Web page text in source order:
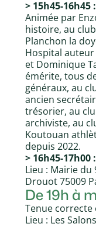
> 15h45-16h45
Animée par
histoire, au
Planchon la
Hospital auteur
et Dominique
émérite, tous
généraux, au
ancien
trésorier, au
archiviste, au
Koutouan
depuis 2022.
> 16h45-
Lieu : Mairie
Drouot 75009
De 19h à
Tenue correcte
Lieu : Les